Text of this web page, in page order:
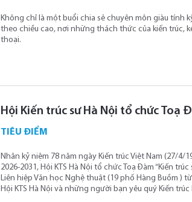
Không chỉ là một buổi chia sẻ chuyên môn giàu tính
theo chiều cao, nơi những thách thức của kiến trúc,
thoại.
Hội Kiến trúc sư Hà Nội tổ chức Toạ
TIÊU ĐIỂM
Nhân kỷ niệm 78 năm ngày Kiến trúc Việt Nam (27/
2026-2031, Hội KTS Hà Nội tổ chức Toạ Đàm “Kiến
Liên hiệp Văn học Nghệ thuật (19 phố Hàng Buồm )
Hội KTS Hà Nội và những người bạn yêu quý Kiến trúc